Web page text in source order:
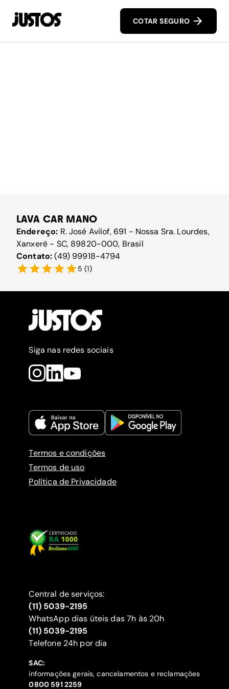
COTAR SEGURO
LAVA CAR MANO
Endereço: R. José Avilof, 691 - Nossa Sra. Lourdes,
Xanxerê - SC, 89820-000, Brasil
Contato:(49) 99918-4794
5 (1)
Siga nas redes sociais
Termos e condições
Termos de uso
Política de Privacidade
Central de serviços:
(11) 5039-2195
WhatsApp dias úteis das 7h às 20h
(11) 5039-2195
‍Telefone 24h por dia
SAC:
informações gerais, cancelamentos e reclamações
‍0800 591 2259